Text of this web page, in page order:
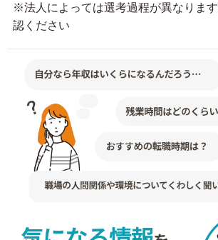
※法人によっては選考過程が異なりま
認ください